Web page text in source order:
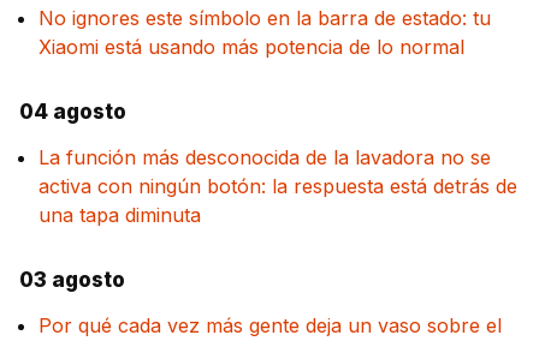
No ignores este símbolo en la barra de estado: tu
Xiaomi está usando más potencia de lo normal
04 agosto
La función más desconocida de la lavadora no se
activa con ningún botón: la respuesta está detrás de
una tapa diminuta
03 agosto
Por qué cada vez más gente deja un vaso sobre el